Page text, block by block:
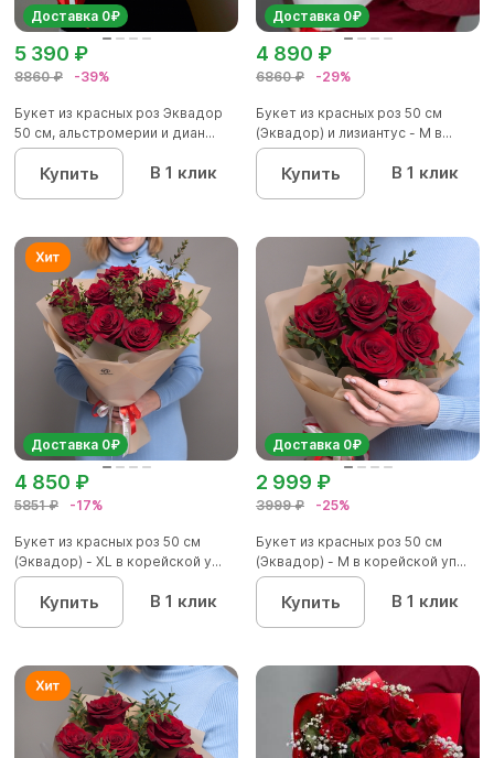
Доставка 0₽
8860 ₽ -39%
5 390 ₽
Букет из красных роз Эквадор
50 см, альстромерии и диан...
Купить В 1 клик
Доставка 0₽
6860 ₽ -29%
4 890 ₽
Букет из красных роз 50 см
(Эквадор) и лизиантус - М в...
Купить В 1 клик
Доставка 0₽
5851 ₽ -17%
4 850 ₽
Букет из красных роз 50 см
(Эквадор) - XL в корейской у...
Купить В 1 клик
Доставка 0₽
3999 ₽ -25%
2 999 ₽
Букет из красных роз 50 см
(Эквадор) - M в корейской уп...
Купить В 1 клик